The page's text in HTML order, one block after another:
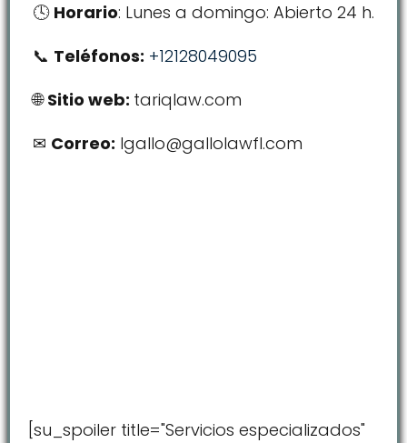
Horario: Lunes a domingo: Abierto 24 h.
Teléfonos: +12128049095
Sitio web: tariqlaw.com
Correo: lgallo@gallolawfl.com
[su_spoiler title="Servicios especializados"